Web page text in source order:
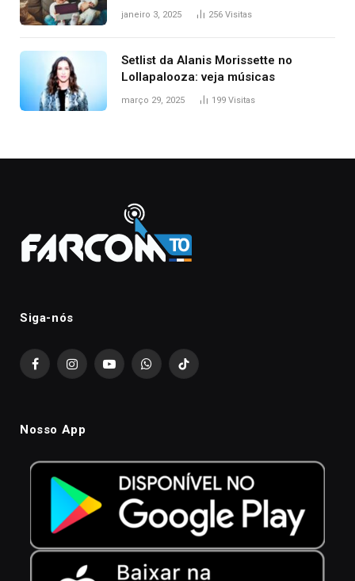
janeiro 3, 2025 256 Visitas
Setlist da Alanis Morissette no
Lollapalooza: veja músicas
março 29, 2025 199 Visitas
Siga-nós
FacebookInstagramYouTubeWhatsAppTikTok
Nosso App